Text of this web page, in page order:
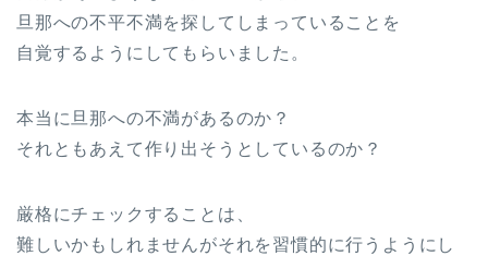
旦那への不平不満を探してしまっていることを
自覚するようにしてもらいました。
本当に旦那への不満があるのか？
それともあえて作り出そうとしているのか？
厳格にチェックすることは、
難しいかもしれませんがそれを習慣的に行うようにし